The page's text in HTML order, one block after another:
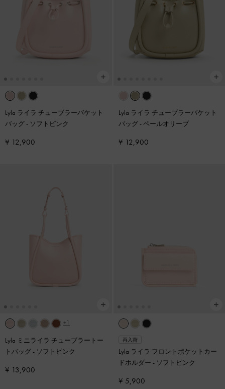
Lyla ライラ チューブラーバケット
バッグ- ソフトピンク
¥ 12,900
Lyla ライラ チューブラーバケット
バッグ- ペールオリーブ
¥ 12,900
+1
Lyla ミニライラ チューブラートー
トバッグ- ソフトピンク
¥ 13,900
再入荷
Lyla ライラ フロントポケットカー
ドホルダー - ソフトピンク
¥ 5,900